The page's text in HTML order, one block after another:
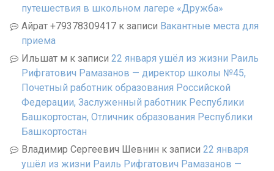
путешествия в школьном лагере «Дружба»
Айрат +79378309417 к записи Вакантные места для
приема
Ильшат м к записи 22 января ушёл из жизни Раиль
Рифгатович Рамазанов — директор школы №45,
Почетный работник образования Российской
Федерации, Заслуженный работник Республики
Башкортостан, Отличник образования Республики
Башкортостан
Владимир Сергеевич Шевнин к записи 22 января
ушёл из жизни Раиль Рифгатович Рамазанов —